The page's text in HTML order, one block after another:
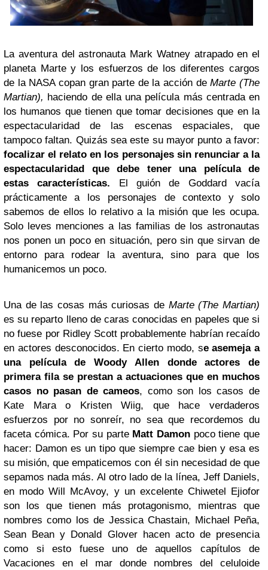
La aventura del astronauta Mark Watney atrapado en el
planeta Marte y los esfuerzos de los diferentes cargos
de la NASA copan gran parte de la acción deMarte (The
Martian), haciendo de ella una película más centrada en
los humanos que tienen que tomar decisiones que en la
espectacularidad de las escenas espaciales, que
tampoco faltan. Quizás sea este su mayor punto a favor:
focalizar el relato en los personajes sin renunciar a la
espectacularidad que debe tener una película de
estas características. El guión de Goddard vacía
prácticamente a los personajes de contexto y solo
sabemos de ellos lo relativo a la misión que les ocupa.
Solo leves menciones a las familias de los astronautas
nos ponen un poco en situación, pero sin que sirvan de
entorno para rodear la aventura, sino para que los
humanicemos un poco.
Una de las cosas más curiosas de Marte (The Martian)
es su reparto lleno de caras conocidas en papeles que si
no fuese por Ridley Scott probablemente habrían recaído
en actores desconocidos. En cierto modo, se asemeja a
una película deWoody Allendonde actores de
primera fila se prestan a actuaciones que en muchos
casos no pasan de cameos, como son los casos de
Kate Mara o Kristen Wiig, que hace verdaderos
esfuerzos por no sonreír, no sea que recordemos du
faceta cómica. Por su parte Matt Damon poco tiene que
hacer: Damon es un tipo que siempre cae bien y esa es
su misión, que empaticemos con él sin necesidad de que
sepamos nada más. Al otro lado de la línea, Jeff Daniels,
en modo Will McAvoy, y un excelente Chiwetel Ejiofor
son los que tienen más protagonismo, mientras que
nombres como los de Jessica Chastain, Michael Peña,
Sean Bean y Donald Glover hacen acto de presencia
como si esto fuese uno de aquellos capítulos de
Vacaciones en el mar donde nombres del celuloide